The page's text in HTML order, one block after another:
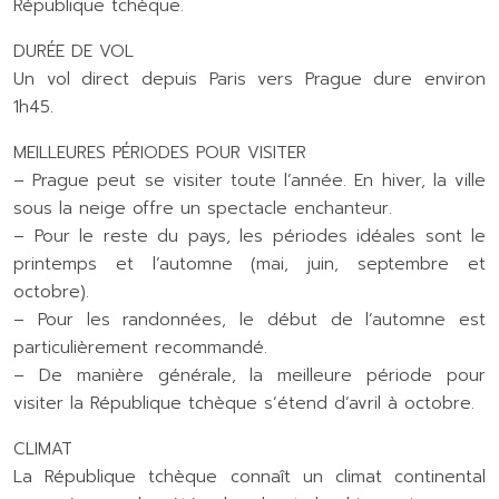
République tchèque.
DURÉE DE VOL
Un vol direct depuis Paris vers Prague dure environ
1h45.
MEILLEURES PÉRIODES POUR VISITER
– Prague peut se visiter toute l’année. En hiver, la ville
sous la neige offre un spectacle enchanteur.
– Pour le reste du pays, les périodes idéales sont le
printemps et l’automne (mai, juin, septembre et
octobre).
– Pour les randonnées, le début de l’automne est
particulièrement recommandé.
– De manière générale, la meilleure période pour
visiter la République tchèque s’étend d’avril à octobre.
CLIMAT
La République tchèque connaît un climat continental